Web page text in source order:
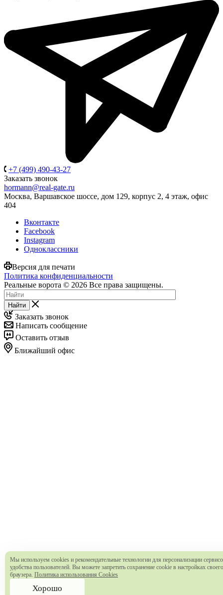
+7 (499) 490-43-27
Заказать звонок
hormann@real-gate.ru
Москва, Варшавское шоссе, дом 129, корпус 2, 4 этаж, офис
404
Вконтакте
Facebook
Instagram
Одноклассники
Версия для печати
Политика конфиденциальности
Реальные ворота © 2026 Все права защищены.
Найти
Заказать звонок
Написать сообщение
Оставить отзыв
Ближайший офис
Мы используем cookies и рекомендательные технологии для персонализации
удобства пользователей. Вы можете запретить сохранение cookie в настройках своего
браузера. Политика использования Cookies
Хорошо